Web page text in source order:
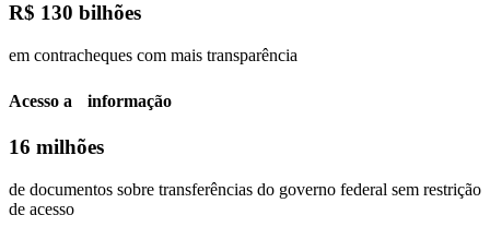
R$ 130 bilhões
em contracheques com mais transparência
Acesso a informação
16 milhões
de documentos sobre transferências do governo federal sem restrição
de acesso